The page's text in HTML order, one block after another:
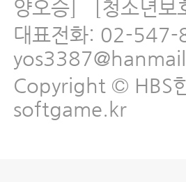
양오승] [청소년보
대표전화: 02-
Copyright © HBS
softgame.kr